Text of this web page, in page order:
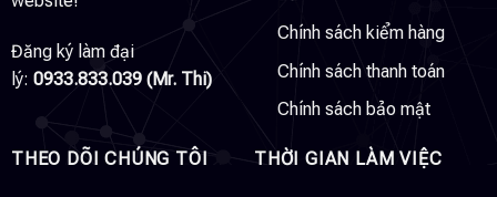
Đăng ký làm đại
lý: 0933.833.039 (Mr. Thi)
Chính sách kiểm hàng
Chính sách thanh toán
Chính sách bảo mật
THEO DÕI CHÚNG TÔI THỜI GIAN LÀM VIỆC